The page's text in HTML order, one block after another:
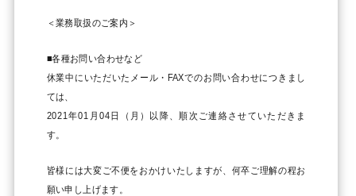
＜業務取扱のご案内＞
■各種お問い合わせなど
休業中にいただいたメール・FAXでのお問い合わせにつきまし
ては、
2021年01月04日（月）以降、順次ご連絡させていただきま
す。
皆様には大変ご不便をおかけいたしますが、何卒ご理解の程お
願い申し上げます。